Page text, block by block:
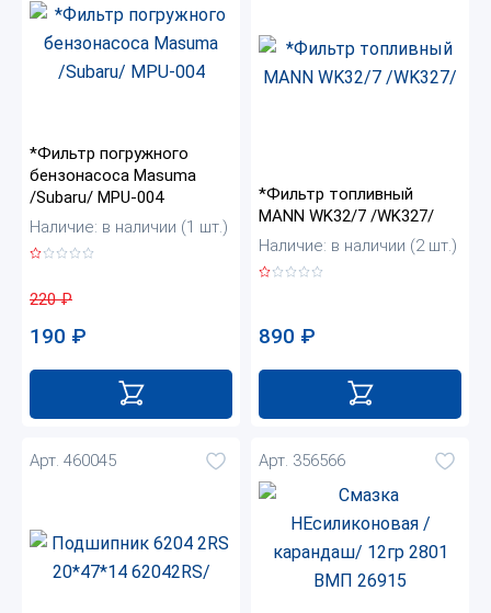
*Фильтр погружного
бензонасоса Masuma
/Subaru/ MPU-004
Наличие: в наличии (1 шт.)
220₽
190 ₽
*Фильтр топливный
MANN WK32/7 /WK327/
Наличие: в наличии (2 шт.)
890 ₽
Арт. 460045 Арт. 356566